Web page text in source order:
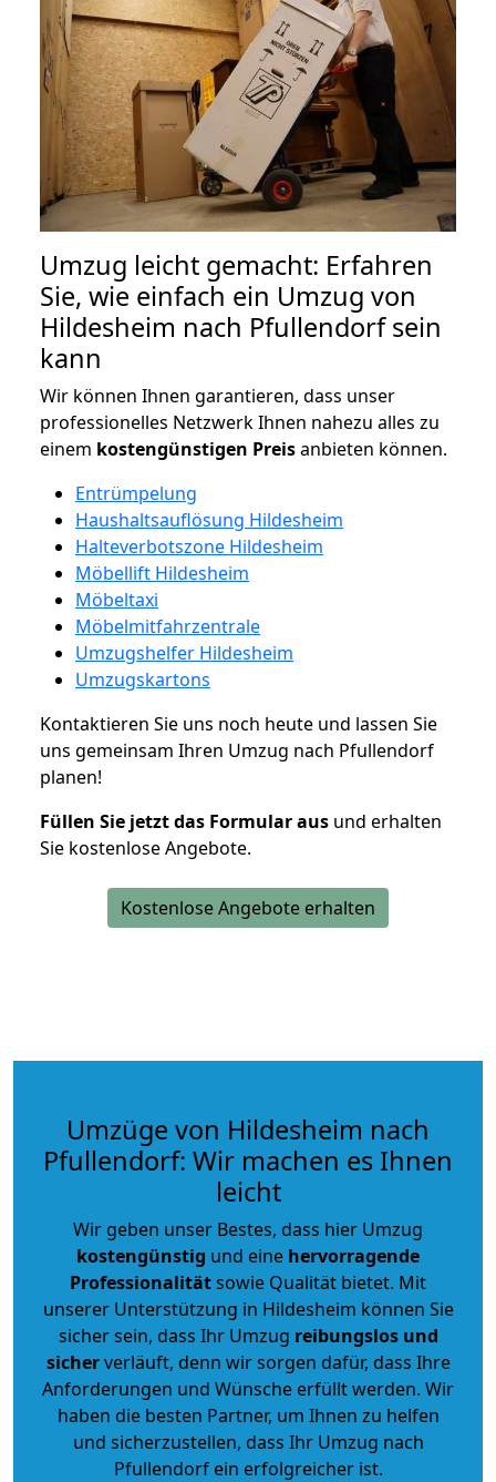
Umzug leicht gemacht: Erfahren
Sie, wie einfach ein Umzug von
Hildesheim nach Pfullendorf sein
kann
Wir können Ihnen garantieren, dass unser
professionelles Netzwerk Ihnen nahezu alles zu
einem kostengünstigen Preisanbieten können.
Entrümpelung
Haushaltsauflösung Hildesheim
Halteverbotszone Hildesheim
Möbellift Hildesheim
Möbeltaxi
Möbelmitfahrzentrale
Umzugshelfer Hildesheim
Umzugskartons
Kontaktieren Sie uns noch heute und lassen Sie
uns gemeinsam Ihren Umzug nach Pfullendorf
planen!
Füllen Sie jetzt das Formular aus und erhalten
Sie kostenlose Angebote.
Kostenlose Angebote erhalten
Umzüge von Hildesheim nach
Pfullendorf: Wir machen es Ihnen
leicht
Wir geben unser Bestes, dass hier Umzug
kostengünstig und eine hervorragende
Professionalitätsowie Qualität bietet. Mit
unserer Unterstützung in Hildesheim können Sie
sicher sein, dass Ihr Umzug reibungslos und
sicherverläuft, denn wir sorgen dafür, dass Ihre
Anforderungen und Wünsche erfüllt werden. Wir
haben die besten Partner, um Ihnen zu helfen
und sicherzustellen, dass Ihr Umzug nach
Pfullendorf ein erfolgreicher ist.